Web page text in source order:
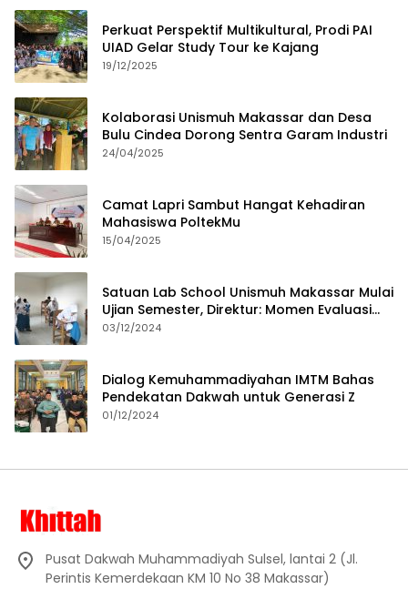
Perkuat Perspektif Multikultural, Prodi PAI
UIAD Gelar Study Tour ke Kajang
19/12/2025
Kolaborasi Unismuh Makassar dan Desa
Bulu Cindea Dorong Sentra Garam Industri
24/04/2025
Camat Lapri Sambut Hangat Kehadiran
Mahasiswa PoltekMu
15/04/2025
Satuan Lab School Unismuh Makassar Mulai
Ujian Semester, Direktur: Momen Evaluasi
Proses Pembelajaran
03/12/2024
Dialog Kemuhammadiyahan IMTM Bahas
Pendekatan Dakwah untuk Generasi Z
01/12/2024
Pusat Dakwah Muhammadiyah Sulsel, lantai 2 (Jl.
Perintis Kemerdekaan KM 10 No 38 Makassar)